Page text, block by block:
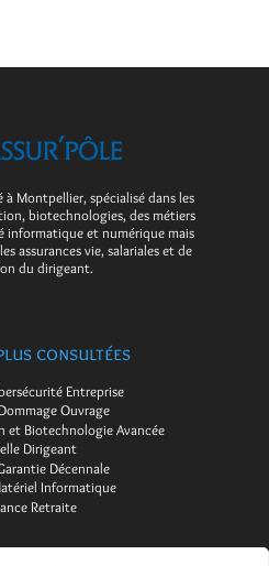
Montpellier, spécialisé dans les
biotechnologies, des métiers
informatique et numérique mais
assurances vie, salariales et de
du dirigeant.
consultées
Entreprise
Ouvrage
et Biotechnologie Avancée
Dirigeant
Décennale
Informatique
Retraite